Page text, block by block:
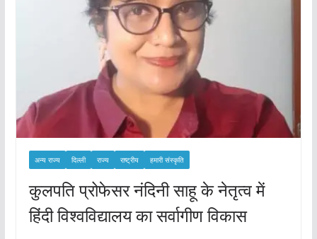
अन्य राज्य दिल्ली राज्य राष्ट्रीय हमारी संस्कृति
कुलपति प्रोफेसर नंदिनी साहू के नेतृत्व में
हिंदी विश्वविद्यालय का सर्वागीण विकास